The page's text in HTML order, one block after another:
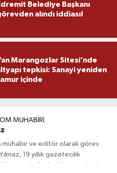
Belediye Başkanı
alındı iddiası!
Marangozlar Sitesi’nde
tepkisi: Sanayi yeniden
içinde
MUHABIRI
muhabir ve editör olarak görev
19 yıllık gazetecilik
Van yerel gündemi başta olmak